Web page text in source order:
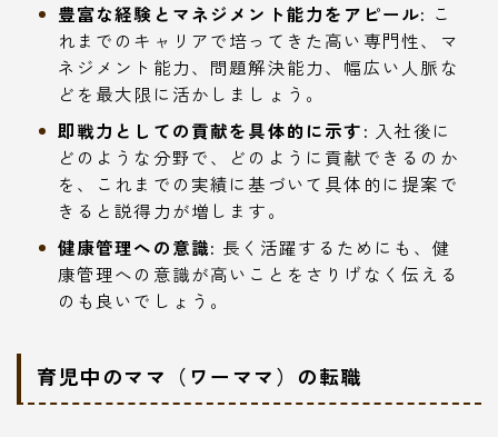
豊富な経験とマネジメント能力をアピール: こ
れまでのキャリアで培ってきた高い専門性、マ
ネジメント能力、問題解決能力、幅広い人脈な
どを最大限に活かしましょう。
即戦力としての貢献を具体的に示す: 入社後に
どのような分野で、どのように貢献できるのか
を、これまでの実績に基づいて具体的に提案で
きると説得力が増します。
健康管理への意識: 長く活躍するためにも、健
康管理への意識が高いことをさりげなく伝える
のも良いでしょう。
育児中のママ（ワーママ）の転職